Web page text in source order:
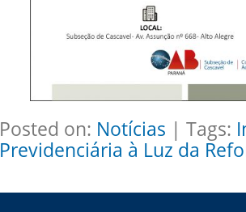
Posted on: Notícias | Tags:
Previdenciária à Luz da